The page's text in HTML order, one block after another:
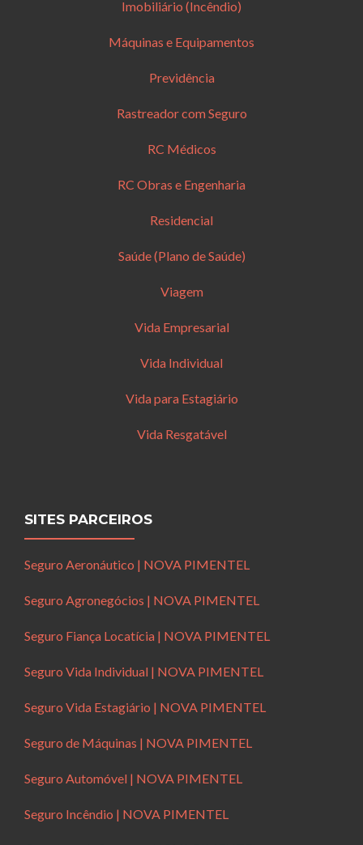
Imobiliário (Incêndio)
Máquinas e Equipamentos
Previdência
Rastreador com Seguro
RC Médicos
RC Obras e Engenharia
Residencial
Saúde (Plano de Saúde)
Viagem
Vida Empresarial
Vida Individual
Vida para Estagiário
Vida Resgatável
SITES PARCEIROS
Seguro Aeronáutico | NOVA PIMENTEL
Seguro Agronegócios | NOVA PIMENTEL
Seguro Fiança Locatícia | NOVA PIMENTEL
Seguro Vida Individual | NOVA PIMENTEL
Seguro Vida Estagiário | NOVA PIMENTEL
Seguro de Máquinas | NOVA PIMENTEL
Seguro Automóvel | NOVA PIMENTEL
Seguro Incêndio | NOVA PIMENTEL